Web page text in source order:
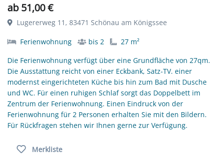
ab 51,00 €
Lugererweg 11, 83471 Schönau am Königssee
Ferienwohnung bis 2
27 m²
Die Ferienwohnung verfügt über eine Grundfläche von 27qm.
Die Ausstattung reicht von einer Eckbank, Satz-TV. einer
modernst eingerichteten Küche bis hin zum Bad mit Dusche
und WC. Für einen ruhigen Schlaf sorgt das Doppelbett im
Zentrum der Ferienwohnung. Einen Eindruck von der
Ferienwohnung für 2 Personen erhalten Sie mit den Bildern.
Für Rückfragen stehen wir Ihnen gerne zur Verfügung.
Merkliste